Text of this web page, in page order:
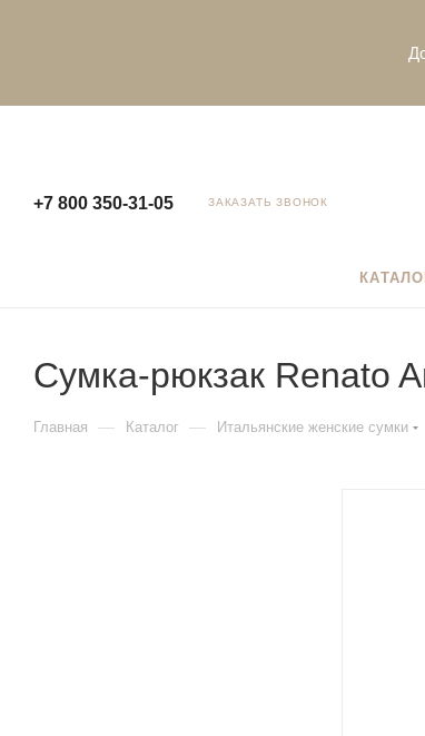
+7 800 350-31-05 ЗАКАЗАТЬ ЗВОНОК
Сумка-рюкзак Renato
Главная — Каталог — Итальянские женские сумки